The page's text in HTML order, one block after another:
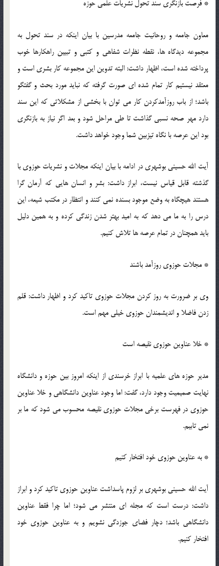
* فرصت بازنگری سند تحول نشریات علمی حوزه
معاون جامعه و روحانیت جامعه مدرسین با بیان اینکه در سند تحول به
مجموعه دیدگاه ها، نقطه نظرات شفاهی و کتبی و تبیین راهکارها خوب
پرداخته شده است، اظهار داشت: البته تدوین این مجموعه کار بشری است و
معتقد نیستیم کار تمام شده ای صورت گرفته که نباید مورد بحث و گفتگو
باشد؛ از باب روزآمدکردن کار می توان با بخشی از مشکلاتی که این سند
دارد مهر صحه نسبی گذاشت تا طی مراحل شود و بعد اگر نیاز به بازنگری
بود این عرصه با نگاه تیزبین شما وجود خواهد داشت.
آیت الله حسینی بوشهری در ادامه با بیان اینکه مجلات و نشریات حوزوی با
گذشته قابل قیاس نیست، ابراز داشت: بشر و انسان هایی که آرمان گرا
هستند هیچگاه به وضع موجود بسنده نمی کنند و انتظار در مکتب شیعه، این
درس را به ما می دهد که به امید بهتر شدن زندگی کرده و به همین دلیل
باید همچنان در تمام عرصه ها تلاش کنیم.
* مجلات حوزوی روزآمد باشند
وی بر ضرورت به روز کردن مجلات حوزوی تاکید کرد و اظهار داشت: قلم
زدن فاضلا و اندیشمندان حوزوی خیلی مهم است.
* خلا عناوین حوزوی نقیصه است
مدیر حوزه های علمیه با ابراز خرسندی از اینکه امروز بین حوزه و دانشگاه
نهایت صمیمیت وجود دارد، گفت: اما وجود عناوین دانشگاهی و خلا عناوین
حوزوی در فهرست برخی مجلات حوزوی نقیصه محسوب می شود که ما بر
نمی تابیم.
* به عناوین حوزوی خود افتخار کنیم
آیت الله حسینی بوشهری بر لزوم پاسداشت عناوین حوزوی تاکید کرد و ابراز
داشت: درست است که مجله ای منتشر می شود؛ اما چرا فقط عناوین
دانشگاهی باشد؛ دچار فضای جوزدگی نشویم و به عناوین حوزوی خود
افتخار کنیم.